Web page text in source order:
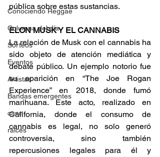
Conociendo Reggae
Columna del día
Sorteos
Eventos
Artistas
Bandas emergentes
cann
raices
pública sobre estas sustancias.
ELON MUSK Y EL CANNABIS
La relación de Musk con el cannabis ha
sido objeto de atención mediática y
debate público. Un ejemplo notorio fue
su aparición en “The Joe Rogan
Experience” en 2018, donde fumó
marihuana. Este acto, realizado en
California, donde el consumo de
cannabis es legal, no solo generó
controversia, sino también
repercusiones legales para él y